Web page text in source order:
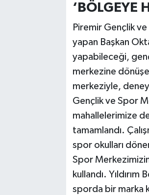
‘BÖLGEYE
Piremir Gençlik
yapan Başkan
yapabileceği,
merkezine
merkeziyle,
Gençlik ve Spor
mahallelerimize
tamamlandı.
spor okulları
Spor
kullandı.
sporda bir marka